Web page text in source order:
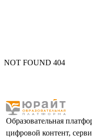
NOT FOUND 404
Образовательная
цифровой контент,